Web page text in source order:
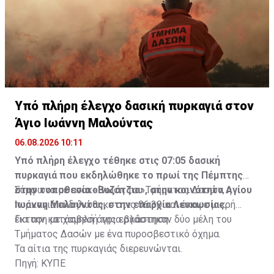
Υπό πλήρη έλεγχο δασική πυρκαγιά στον
Άγιο Ιωάννη Μαλούντας
06.08.2026 10:11
Υπό πλήρη έλεγχο τέθηκε στις 07:05 δασική
πυρκαγιά που εκδηλώθηκε το πρωί της Πέμπτης
στην τοποθεσία «Βυζάτζια», στην κοινότητα Αγίου
Ιωάννη Μαλούντας, στην επαρχία Λευκωσίας.
Σύμφωνα με ανακοίνωση του Τμήματος Δασών, η
πυρκαγιά εκδηλώθηκε στις 06:30 και έκαψε μικρή
έκταση με χαμηλή άγρια βλάστηση.
Για την κατάσβεσή της εργάστηκαν δύο μέλη του
Τμήματος Δασών με ένα πυροσβεστικό όχημα.
Τα αίτια της πυρκαγιάς διερευνώνται.
Πηγή: ΚΥΠΕ